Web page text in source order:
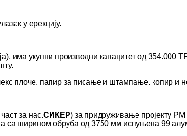
у ерекцију.
има укупни производни капацитет од 354.000
плоче, папир за писање и штампање, копир и
за нас.СИКЕР) за придруживање пројекту
са ширином обруба од 3750 мм испуњена 99